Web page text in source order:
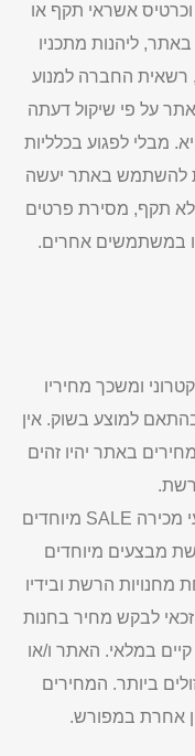
אשראי תקף או
ליהנות מתכניו
רשאית החברה למנוע
על פי שיקול דעתה
מבלי לפגוע בכלליות
להשתמש באתר יעשה
לא תקף, מסירת פרטים
במשתמשים אחרים.
ומשכך מחיריו
למוצע בשוק. אין
באתר יהיו זהים
החברה מנהלת באתר מעת לעת מבצעי מכירה SALE מיוחדים
מבצעים מיוחדים
מחנויות הרשת ובידיו
לבקש מחיר בחנות
במלאי. האתר ו/או
ביותר. המחירים
אחרת במפורש.